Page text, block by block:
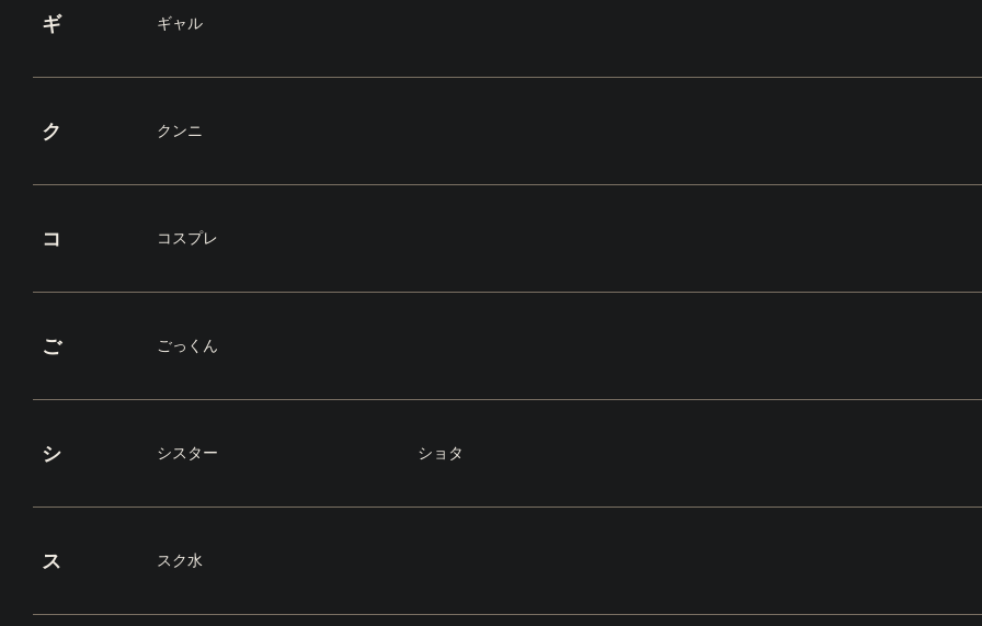
ギ ギャル
ク クンニ
コ コスプレ
ご ごっくん
シ シスター ショタ
ス スク水